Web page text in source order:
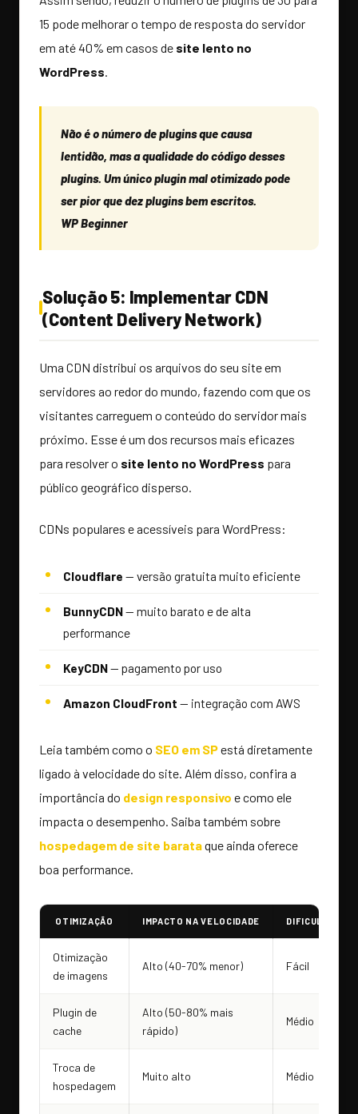
15 pode melhorar o tempo de resposta do servidor
em até 40% em casos de site lento no
WordPress.
Não é o número de plugins que causa
lentidão, mas a qualidade do código desses
plugins. Um único plugin mal otimizado pode
ser pior que dez plugins bem escritos.
WP Beginner
Solução 5: Implementar CDN
(Content Delivery Network)
Uma CDN distribui os arquivos do seu site em
servidores ao redor do mundo, fazendo com que os
visitantes carreguem o conteúdo do servidor mais
próximo. Esse é um dos recursos mais eficazes
para resolver o site lento no WordPress para
público geográfico disperso.
CDNs populares e acessíveis para WordPress:
Cloudflare — versão gratuita muito eficiente
BunnyCDN— muito barato e de alta
performance
KeyCDN— pagamento por uso
Amazon CloudFront — integração com AWS
Leia também como o SEO em SPestá diretamente
ligado à velocidade do site. Além disso, confira a
importância do design responsivo e como ele
impacta o desempenho. Saiba também sobre
hospedagem de site barataque ainda oferece
boa performance.
OTIMIZAÇÃO IMPACTO NA VELOCIDADE DIFICULDADE
Otimização
de imagens
Alto (40-70% menor) Fácil
Plugin de
cache
Alto (50-80% mais
rápido)
Médio
Troca de
hospedagem
Muito alto Médio